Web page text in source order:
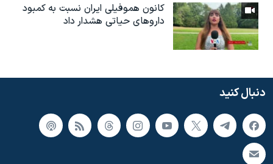
کانون هموفیلی ایران نسبت به کمبود
داروهای حیاتی هشدار داد
دنبال کنید